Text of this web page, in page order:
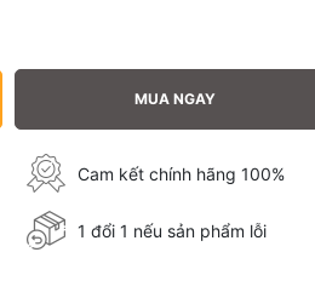
MUA NGAY
Cam kết chính hãng 100%
1 đổi 1 nếu sản phẩm lỗi